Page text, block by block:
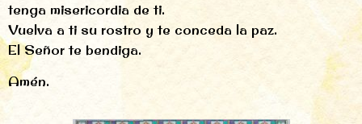
tenga misericordia de ti.
Vuelva a ti su rostro y te conceda la paz.
El Señor te bendiga.
Amén.